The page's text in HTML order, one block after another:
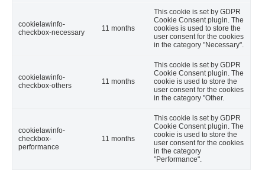
cookielawinfo-
checkbox-necessary
11 months
This cookie is set by GDPR
Cookie Consent plugin. The
cookies is used to store the
user consent for the cookies
in the category "Necessary".
cookielawinfo-
checkbox-others
11 months
This cookie is set by GDPR
Cookie Consent plugin. The
cookie is used to store the
user consent for the cookies
in the category "Other.
cookielawinfo-
checkbox-
performance
11 months
This cookie is set by GDPR
Cookie Consent plugin. The
cookie is used to store the
user consent for the cookies
in the category
"Performance".